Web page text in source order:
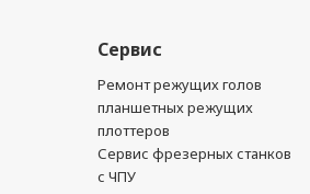
Сервис
Ремонт режущих голов
планшетных режущих
плоттеров
Сервис фрезерных станков
с ЧПУ